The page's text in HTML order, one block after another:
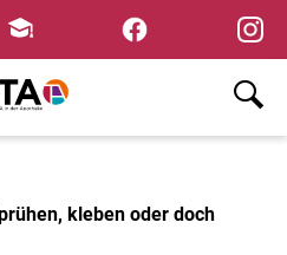
Fortbildungen
Home
kleben oder doch
×